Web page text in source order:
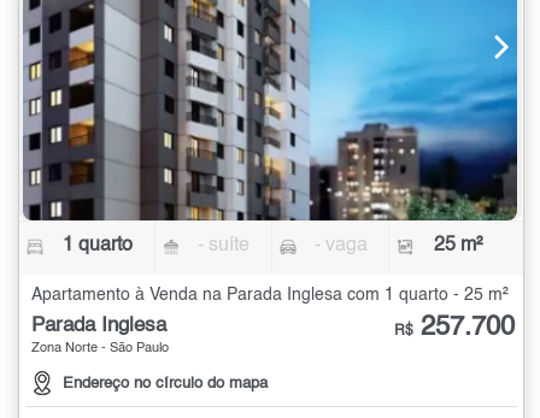
1 quarto - suíte - vaga 25 m²
Apartamento à Venda na Parada Inglesa com 1 quarto - 25 m²
Parada Inglesa
Zona Norte - São Paulo
Endereço no círculo do mapa
R$ 257.700